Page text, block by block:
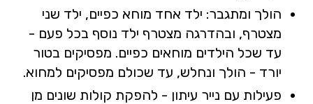
הולך ומתגבר: ילד אחד מוחא כפיים, ילד שני
מצטרף, ובהדרגה מצטרף ילד נוסף בכל פעם -
עד שכל הילדים מוחאים כפיים. מפסיקים בטור
יורד - הולך ונחלש, עד שכולם מפסיקים למחוא.
פעילות עם נייר עיתון - להפקת קולות שונים מן